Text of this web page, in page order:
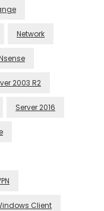
Network
2003 R2
Server 2016
Client